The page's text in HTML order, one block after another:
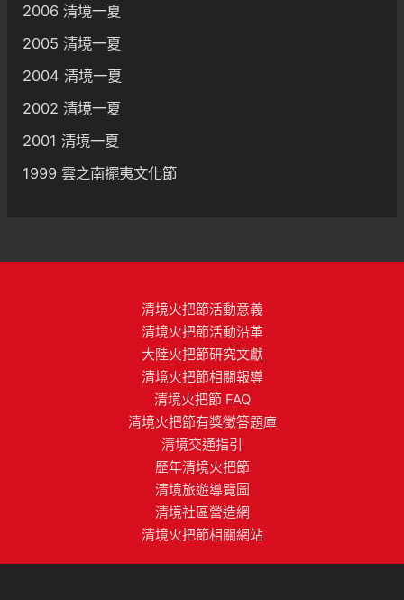
2006 清境一夏
2005 清境一夏
2004 清境一夏
2002 清境一夏
2001 清境一夏
1999 雲之南擺夷文化節
清境火把節活動意義
清境火把節活動沿革
大陸火把節研究文獻
清境火把節相關報導
清境火把節 FAQ
清境火把節有獎徵答題庫
清境交通指引
歷年清境火把節
清境旅遊導覽圖
清境社區營造網
清境火把節相關網站